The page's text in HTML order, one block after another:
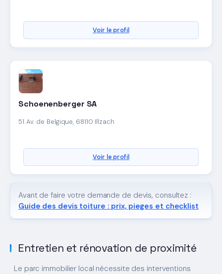
Voir le profil
Schoenenberger SA
51 Av. de Belgique, 68110 Illzach
Voir le profil
Avant de faire votre demande de devis, consultez :
Guide des devis toiture : prix, pieges et checklist
Entretien et rénovation de proximité
Le parc immobilier local nécessite des interventions